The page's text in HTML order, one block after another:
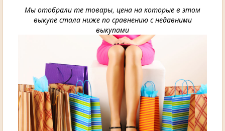
Мы отобрали те товары, цена на которые в этом
выкупе стала ниже по сравнению с недавними
выкупами